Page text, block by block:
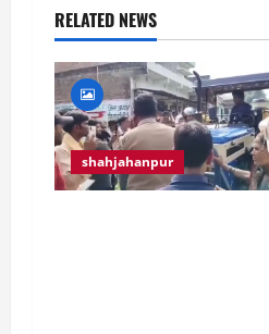
RELATED NEWS
shahjahanpur